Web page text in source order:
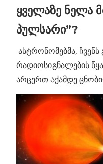
ყველაზე ნელა
პულსარი”?
ასტრონომებმა, ჩვენს
რადიოსიგნალების
არცერთ აქამდე